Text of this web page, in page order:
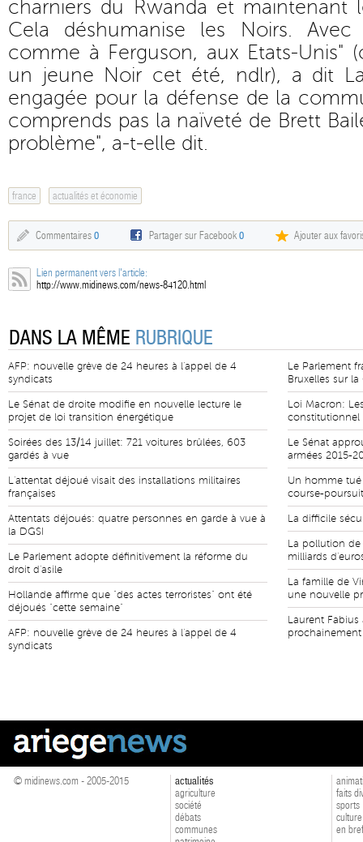
charniers du Rwanda et maintenant
Cela déshumanise les Noirs. Avec
comme à Ferguson, aux Etats-Unis"
un jeune Noir cet été, ndlr), a dit
engagée pour la défense de la
comprends pas la naïveté de Brett
problème", a-t-elle dit.
france actualités et économie
Commentaires 0 Partager sur Facebook0 Ajouter aux
Lien permanent vers l'article:
http://www.midinews.com/news-84120.html
DANS LA MÊME RUBRIQUE
AFP: nouvelle grève de 24 heures à l'appel de 4
syndicats
Le Sénat de droite modifie en nouvelle lecture le
projet de loi transition énergétique
Soirées des 13/14 juillet: 721 voitures brûlées, 603
gardés à vue
L'attentat déjoué visait des installations militaires
françaises
Attentats déjoués: quatre personnes en garde à vue à
la DGSI
Le Parlement adopte définitivement la réforme du
droit d'asile
Hollande affirme que "des actes terroristes" ont été
déjoués "cette semaine"
AFP: nouvelle grève de 24 heures à l'appel de 4
syndicats
Le Parlement
Bruxelles sur
Loi Macron:
constitutionnel
Le Sénat
armées 2015-
Un homme
course-
La difficile
La pollution de
milliards
La famille de
une nouvelle
Laurent
© midinews.com - 2005-2015
actualités
agriculture
société
débats
communes
faits
sports
culture
en bref